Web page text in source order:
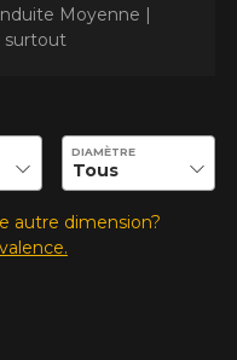
Moyenne |
surtout
vérifier la disponibilité
DIAMÈTRE
autre dimension?
le